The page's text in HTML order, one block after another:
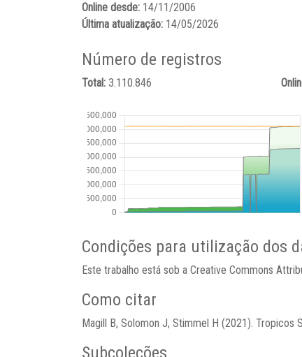
Online desde: 14/11/2006
Última atualização: 14/05/2026
Número de registros
Total: 3.110.846
Condições para utilização dos
Este trabalho está sob a Creative Commons
Como citar
Magill B, Solomon J, Stimmel H (2021).
Subcoleções